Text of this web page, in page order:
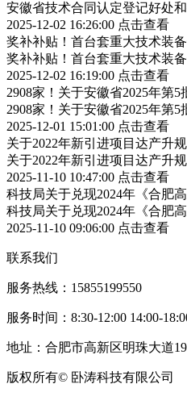
安徽省技术合同认定登记好处
2025-12-02 16:26:00 点击查看
奖补补贴！首台套重大技术装
奖补补贴！首台套重大技术装
2025-12-02 16:19:00 点击查看
2908家！关于安徽省2025年第
2908家！关于安徽省2025年第
2025-12-01 15:01:00 点击查看
关于2022年新引进项目达产升
关于2022年新引进项目达产升
2025-11-10 10:47:00 点击查看
科技局关于兑现2024年《合肥
科技局关于兑现2024年《合肥
2025-11-10 09:06:00 点击查看
联系我们
服务热线：15855199550
服务时间：8:30-12:00 14:00-
地址：合肥市高新区明珠大道
版权所有© 卧涛科技有限公司